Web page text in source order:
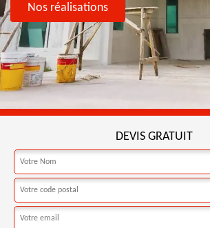
Nos réalisations
DEVIS GRATUIT